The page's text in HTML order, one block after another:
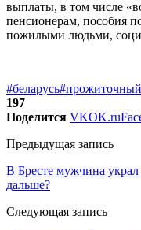
выплаты, в том числе
пенсионерам, пособия
пожилыми людьми,
#беларусь
197
Поделится VKOK.ru
Предыдущая запись
В Бресте мужчина
дальше?
Следующая запись